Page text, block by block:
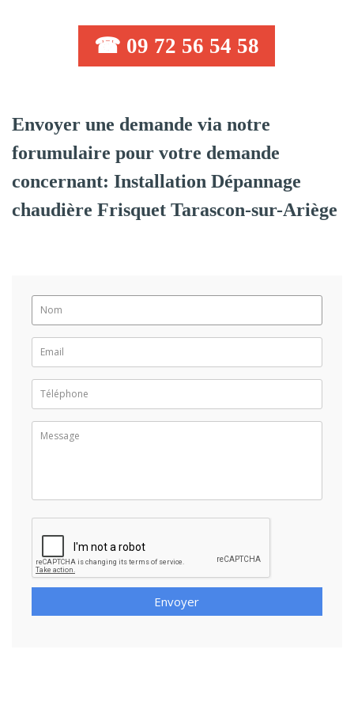
☎ 09 72 56 54 58
Envoyer une demande via notre
forumulaire pour votre demande
concernant: Installation Dépannage
chaudière Frisquet Tarascon-sur-Ariège
Envoyer